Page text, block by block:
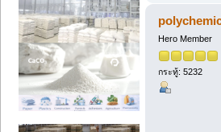
Hero Member
กระทู้: 5232